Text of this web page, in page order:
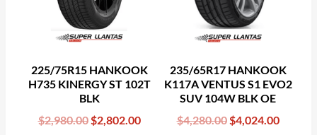
225/75R15 HANKOOK
H735 KINERGY ST 102T
BLK
$2,980.00 Original
$2,802.00Current
235/65R17 HANKOOK
K117A VENTUS S1 EVO2
SUV 104W BLK OE
$4,280.00 Original
$4,024.00